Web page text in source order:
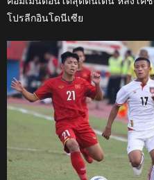
โปรลีกอินโดนีเซีย